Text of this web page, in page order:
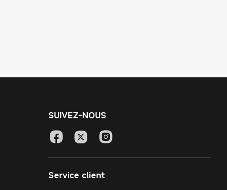
SUIVEZ-NOUS
Service client